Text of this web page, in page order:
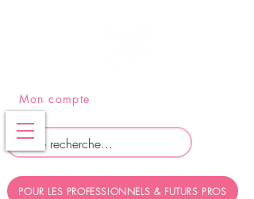
Mon compte
POUR LES PROFESSIONNELS & FUTURS PROS